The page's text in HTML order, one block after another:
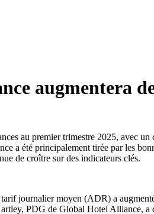
augmentera
au premier trimestre 2025, avec
a été principalement tirée par les
de croître sur des indicateurs clés.
journalier moyen (ADR) a
PDG de Global Hotel Alliance,